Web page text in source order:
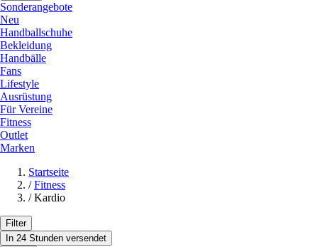
Sonderangebote
Neu
Handballschuhe
Bekleidung
Handbälle
Fans
Lifestyle
Ausrüstung
Für Vereine
Fitness
Outlet
Marken
Startseite
/ Fitness
/ Kardio
Filter
In 24 Stunden versendet